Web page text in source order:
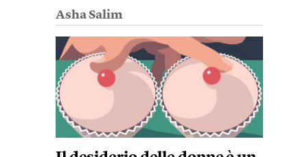
Asha Salim